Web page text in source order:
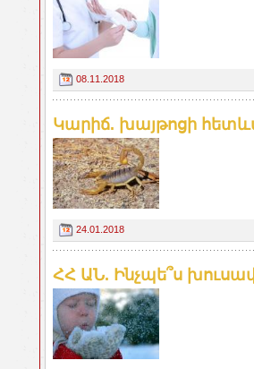
08.11.2018
Կարիճ. խայթոցի
24.01.2018
ՀՀ ԱՆ. Ինչպե՞ս